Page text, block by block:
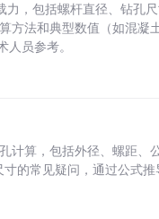
，包括螺杆直径、钻孔
方法和典型数值（如混凝
人员参考。
计算，包括外径、螺距、
寸的常见疑问，通过公式